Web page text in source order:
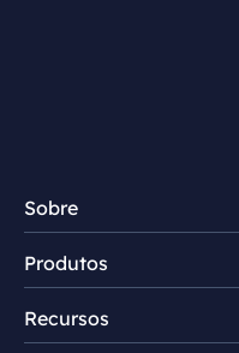
Sobre
Conheça EaseUS
Comentários e prêmios
Produtos
RecExperts para Windows
Recursos